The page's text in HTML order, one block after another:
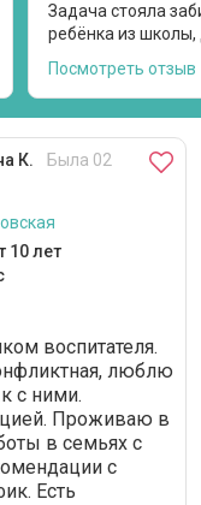
Задача стояла
ребёнка из школы,
дополнительные
помнила график
поиграть и ко
допы. Прекрасный
нашли общий
рисовали, делали
дополнительных
болели, чётко
предписания
были с ней, я
спокойна, что
правильно.
благодарность.
Посмотреть отзыв
К.
Была 02
10 лет
воспитателя.
люблю
с ними.
Проживаю в
в семьях с
с
Есть